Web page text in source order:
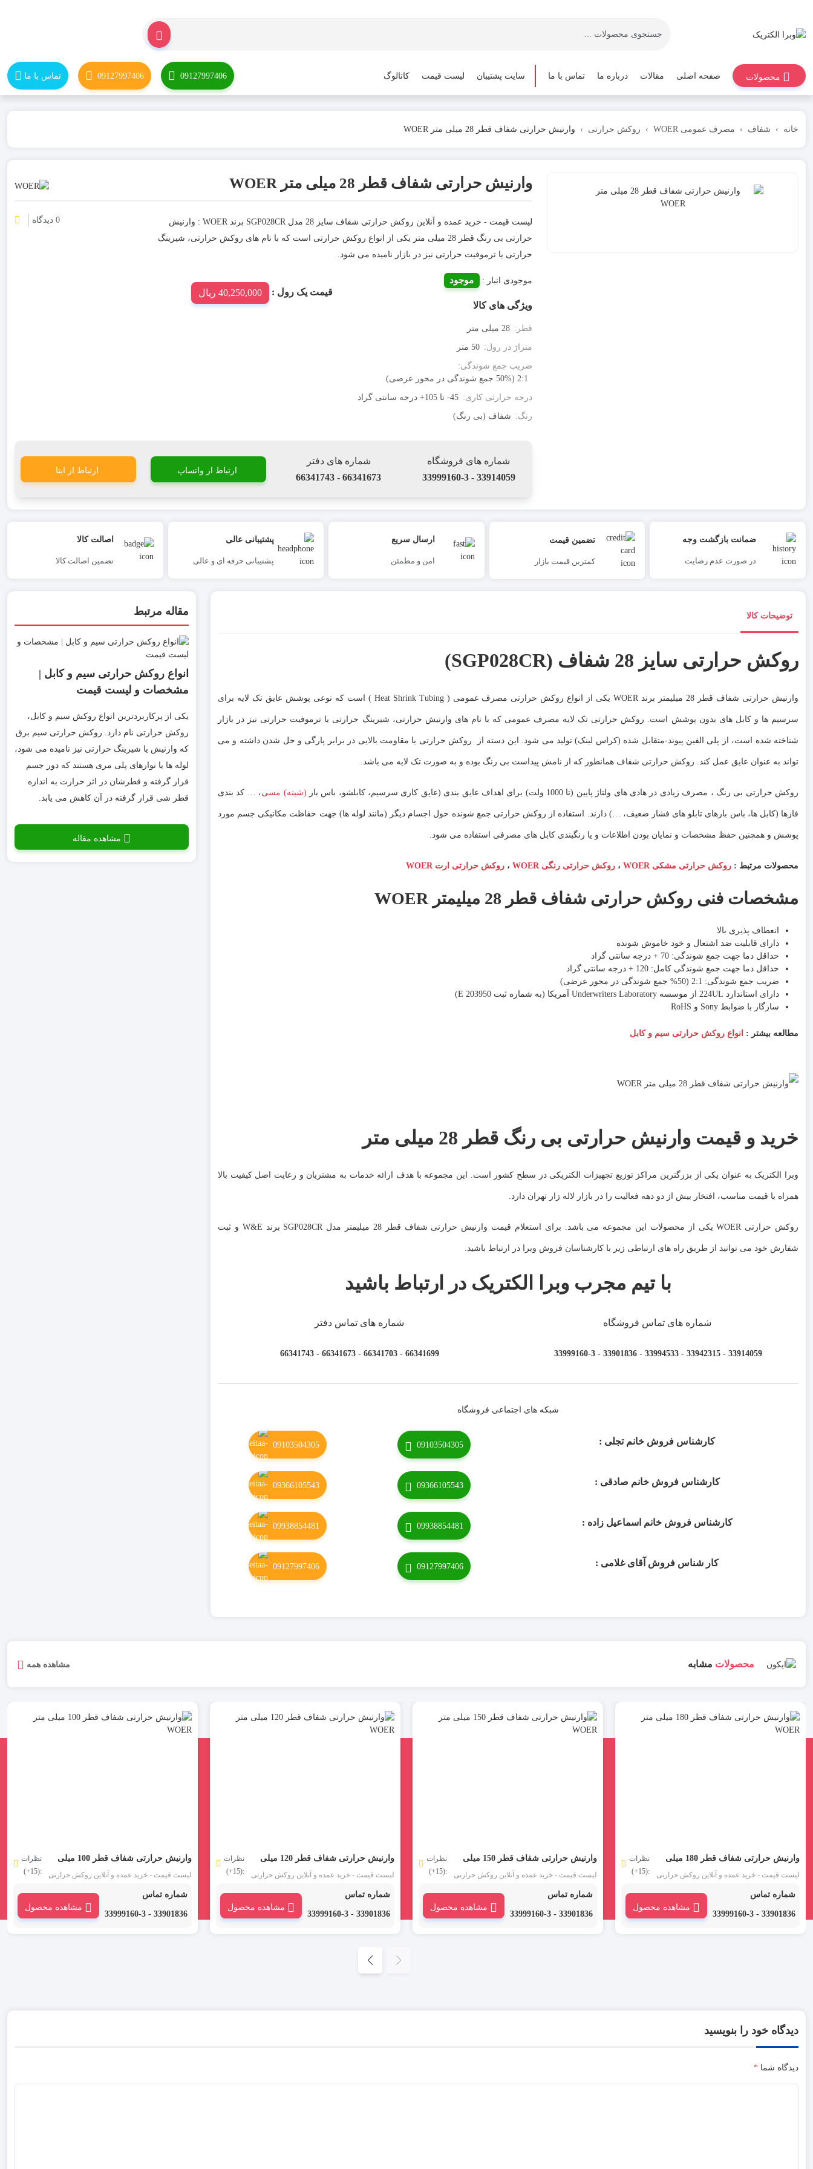
محصولات صفحه اصلی مقالات درباره ما تماس با ما سایت پشتیبان لیست قیمت کاتالوگ 09127997406
09127997406 تماس با ما
خانه شفاف مصرف عمومی WOER روکش حرارتی وارنیش حرارتی شفاف قطر 28 میلی متر WOER
وارنیش حرارتی شفاف قطر 28 میلی متر WOER
لیست قیمت - خرید عمده و آنلاین روکش حرارتی شفاف سایز 28 مدل SGP028CR برند WOER : وارنیش
حرارتی بی رنگ قطر 28 میلی متر یکی از انواع روکش حرارتی است که با نام های روکش حرارتی، شیرینگ
حرارتی یا ترموفیت حرارتی نیز در بازار نامیده می شود.
موجودی انبار : موجود
ویژگی های کالا
قطر: 28 میلی متر
متراژ در رول: 50 متر
ضریب جمع شوندگی:
2:1 (50% جمع شوندگی در محور عرضی)
درجه حرارتی کاری: 45- تا 105+ درجه سانتی گراد
رنگ: شفاف (بی رنگ)
قیمت یک رول : 40,250,000 ریال
0 دیدگاه
شماره های فروشگاه
33914059 - 33999160-3
شماره های دفتر
66341673 - 66341743
ارتباط از واتساپ ارتباط از ایتا
ضمانت بازگشت وجه
در صورت عدم رضایت
تضمین قیمت
کمترین قیمت بازار
ارسال سریع
امن و مطمئن
پشتیبانی عالی
پشتیبانی حرفه ای و عالی
اصالت کالا
تضمین اصالت کالا
توضیحات کالا
روکش حرارتی سایز 28 شفاف (SGP028CR)
وارنیش حرارتی شفاف قطر 28 میلیمتر برند WOER یکی از انواع روکش حرارتی مصرف عمومی ( Heat Shrink Tubing ) است که نوعی پوشش عایق تک لایه برای
سرسیم ها و کابل های بدون پوشش است. روکش حرارتی تک لایه مصرف عمومی که با نام های وارنیش حرارتی، شیرینگ حرارتی یا ترموفیت حرارتی نیز در بازار
شناخته شده است، از پلی الفین پیوند-متقابل شده (کراس لینک) تولید می شود. این دسته از روکش حرارتی یا مقاومت بالایی در برابر پارگی و حل شدن داشته و می
تواند به عنوان عایق عمل کند. روکش حرارتی شفاف همانطور که از نامش پیداست بی رنگ بوده و به صورت تک لایه می باشد.
روکش حرارتی بی رنگ ، مصرف زیادی در هادی های ولتاژ پایین (تا 1000 ولت) برای اهداف عایق بندی (عایق کاری سرسیم، کابلشو، باس بار (شینه) مسی، … کد بندی
فازها (کابل ها، باس بارهای تابلو های فشار ضعیف، …) دارند. استفاده از روکش حرارتی جمع شونده حول اجسام دیگر (مانند لوله ها) جهت حفاظت مکانیکی جسم مورد
پوشش و همچنین حفظ مشخصات و نمایان بودن اطلاعات و یا رنگبندی کابل های مصرفی استفاده می شود.
محصولات مرتبط : روکش حرارتی مشکی WOER ، روکش حرارتی رنگی WOER ، روکش حرارتی ارت WOER
مشخصات فنی روکش حرارتی شفاف قطر 28 میلیمتر WOER
انعطاف پذیری بالا
دارای قابلیت ضد اشتعال و خود خاموش شونده
حداقل دما جهت جمع شوندگی: 70 + درجه سانتی گراد
حداقل دما جهت جمع شوندگی کامل: 120 + درجه سانتی گراد
ضریب جمع شوندگی: 2:1 (50% جمع شوندگی در محور عرضی)
دارای استاندارد 224UL از موسسه Underwriters Laboratory آمریکا (به شماره ثبت E 203950)
سازگار با ضوابط Sony و RoHS
مطالعه بیشتر : انواع روکش حرارتی سیم و کابل
خرید و قیمت وارنیش حرارتی بی رنگ قطر 28 میلی متر
وبرا الکتریک به عنوان یکی از بزرگترین مراکز توزیع تجهیزات الکتریکی در سطح کشور است. این مجموعه با هدف ارائه خدمات به مشتریان و رعایت اصل کیفیت بالا
همراه با قیمت مناسب، افتخار بیش از دو دهه فعالیت را در بازار لاله زار تهران دارد.
روکش حرارتی WOER یکی از محصولات این مجموعه می باشد. برای استعلام قیمت وارنیش حرارتی شفاف قطر 28 میلیمتر مدل SGP028CR برند W&E و ثبت
شفارش خود می توانید از طریق راه های ارتباطی زیر با کارشناسان فروش وبرا در ارتباط باشید.
با تیم مجرب وبرا الکتریک در ارتباط باشید
شماره های تماس فروشگاه
33914059 - 33942315 - 33994533 - 33901836 - 33999160-3 ​
شماره های تماس دفتر
66341699 - 66341703 - 66341673 - 66341743
شبکه های اجتماعی فروشگاه
کارشناس فروش خانم تجلی : 09103504305
09103504305
کارشناس فروش خانم صادقی : 09366105543
09366105543
کارشناس فروش خانم اسماعیل زاده : 09938854481
09938854481
کار شناس فروش آقای غلامی : 09127997406
09127997406
مقاله مرتبط
انواع روکش حرارتی سیم و کابل |
مشخصات و لیست قیمت
یکی از پرکاربردترین انواع روکش‌ سیم و کابل،
روکش حرارتی نام دارد. روکش حرارتی سیم برق
که وارنیش یا شیرینگ حرارتی نیز نامیده می شود،
لوله ها یا نوارهای پلی مری هستند که دور جسم
قرار گرفته و قطرشان در اثر حرارت به اندازه
قطر شی قرار گرفته در آن کاهش می یابد.
مشاهده مقاله
محصولات مشابه مشاهده همه
وارنیش حرارتی شفاف قطر 180 میلی
متر WOER
لیست قیمت - خرید عمده و آنلاین روکش حرارتی
از انواع روکش حرارتی است که با نام های روکش
حرارتی، شیرینگ حرارتی یا ترموفیت حرارتی نیز
نظرات
:(15+)
شماره تماس
33901836 - 33999160-3
مشاهده محصول
وارنیش حرارتی شفاف قطر 150 میلی
متر WOER
لیست قیمت - خرید عمده و آنلاین روکش حرارتی
از انواع روکش حرارتی است که با نام های روکش
حرارتی، شیرینگ حرارتی یا ترموفیت حرارتی نیز
نظرات
:(15+)
شماره تماس
33901836 - 33999160-3
مشاهده محصول
وارنیش حرارتی شفاف قطر 120 میلی
متر WOER
لیست قیمت - خرید عمده و آنلاین روکش حرارتی
از انواع روکش حرارتی است که با نام های روکش
حرارتی، شیرینگ حرارتی یا ترموفیت حرارتی نیز
نظرات
:(15+)
شماره تماس
33901836 - 33999160-3
مشاهده محصول
وارنیش حرارتی شفاف قطر 100 میلی
متر WOER
لیست قیمت - خرید عمده و آنلاین روکش حرارتی
از انواع روکش حرارتی است که با نام های روکش
حرارتی، شیرینگ حرارتی یا ترموفیت حرارتی نیز
نظرات
:(15+)
شماره تماس
33901836 - 33999160-3
مشاهده محصول
دیدگاه خود را بنویسید
دیدگاه شما *